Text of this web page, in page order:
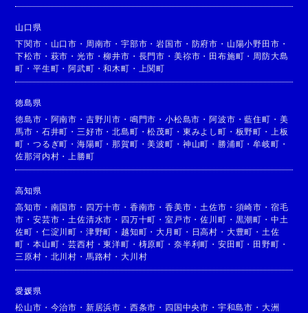
山口県
下関市 ・ 山口市 ・ 周南市 ・宇部市 ・岩国市 ・ 防府市 ・ 山陽小野田市 ・
下松市 ・ 萩市 ・光市 ・柳井市 ・ 長門市 ・ 美祢市 ・ 田布施町 ・ 周防大島
町 ・平生町 ・阿武町 ・和木町 ・ 上関町
徳島県
徳島市 ・ 阿南市 ・ 吉野川市 ・ 鳴門市 ・小松島市 ・阿波市 ・藍住町 ・ 美
馬市 ・ 石井町 ・ 三好市 ・北島町 ・松茂町 ・ 東みよし町 ・ 板野町 ・
上板
町 ・つるぎ町 ・海陽町 ・那賀町 ・美波町 ・ 神山町 ・ 勝浦町 ・牟岐町 ・
佐那河内村 ・ 上勝町
高知県
高知市 ・ 南国市 ・ 四万十市 ・ 香南市 ・香美市 ・ 土佐市 ・ 須崎市 ・ 宿毛
市 ・安芸市 ・ 土佐清水市 ・ 四万十町 ・室戸市 ・佐川町 ・ 黒潮町 ・ 中土
佐町 ・ 仁淀川町 ・ 津野町 ・ 越知町 ・大月町 ・ 日高村 ・ 大豊町 ・ 土佐
町 ・本山町 ・芸西村 ・東洋町 ・ 梼原町 ・ 奈半利町 ・ 安田町 ・ 田野町 ・
三原村 ・ 北川村 ・ 馬路村 ・大川村
愛媛県
松山市 ・ 今治市 ・ 新居浜市 ・ 西条市 ・ 四国中央市 ・ 宇和島市 ・ 大洲